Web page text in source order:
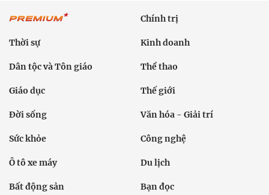
Chính trị
Thời sự Kinh doanh
Dân tộc và Tôn giáo Thể thao
Giáo dục Thế giới
Đời sống Văn hóa - Giải trí
Sức khỏe Công nghệ
Ô tô xe máy Du lịch
Bất động sản Bạn đọc